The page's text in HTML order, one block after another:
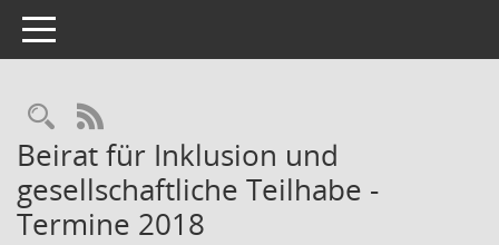
Toggle navigation
Rechercheauswahl
RSS-Feed
Beirat für Inklusion und
gesellschaftliche Teilhabe -
Termine 2018